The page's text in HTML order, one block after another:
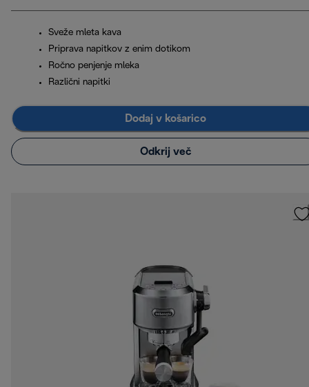
Sveže mleta kava
Priprava napitkov z enim dotikom
Ročno penjenje mleka
Različni napitki
Dodaj v košarico
Odkrij več